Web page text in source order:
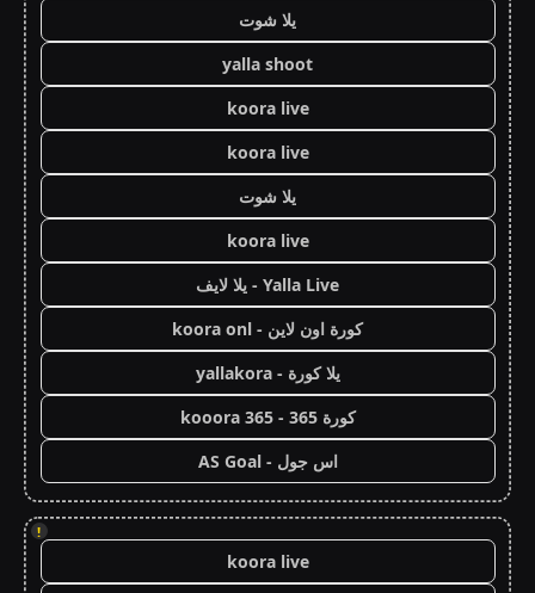
يلا شوت
yalla shoot
koora live
koora live
يلا شوت
koora live
Yalla Live - يلا لايف
كورة اون لاين - koora onl
يلا كورة - yallakora
كورة 365 - kooora 365
اس جول - AS Goal
!
koora live